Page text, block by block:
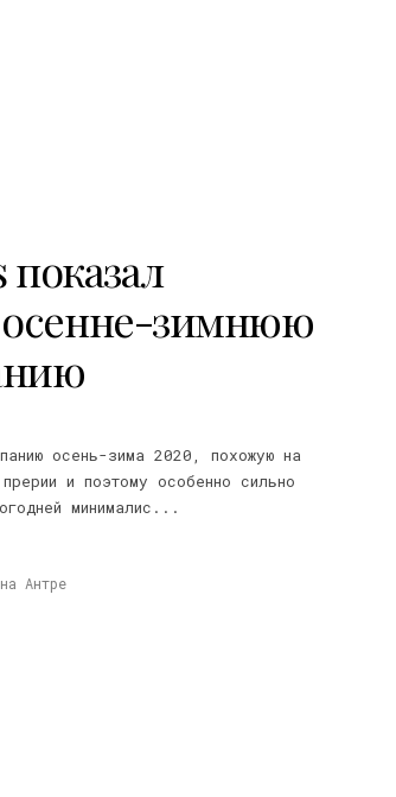
показал
осенне-зимнюю
осень-зима 2020, похожую на
и поэтому особенно сильно
минималис...
Антре